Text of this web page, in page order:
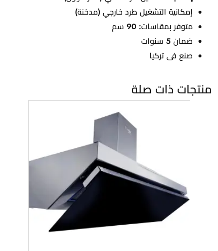
إمكانية التشغيل طرد خارجي (مدخنة)
ﻣﺘﻮﻓﺮ ﺑﻤﻘﺎسات: 90 سم
ضمان 5 سنوات
ﺻﻨﻊ ﻓﻰ ﺗﺮﻛﻴﺎ
منتجات ذات صلة